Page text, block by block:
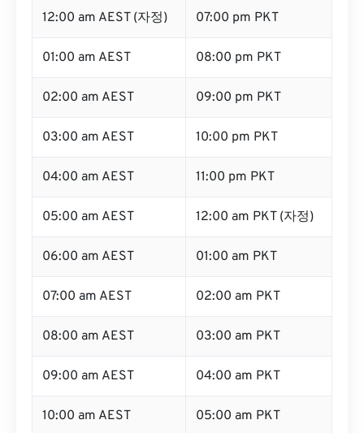
12:00 am AEST (자정) 07:00 pm PKT
01:00 am AEST 08:00 pm PKT
02:00 am AEST 09:00 pm PKT
03:00 am AEST 10:00 pm PKT
04:00 am AEST 11:00 pm PKT
05:00 am AEST 12:00 am PKT (자정)
06:00 am AEST 01:00 am PKT
07:00 am AEST 02:00 am PKT
08:00 am AEST 03:00 am PKT
09:00 am AEST 04:00 am PKT
10:00 am AEST 05:00 am PKT